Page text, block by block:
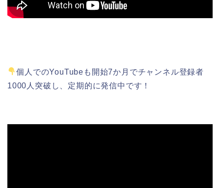
個人でのYouTubeも開始7か月でチャンネル登録者
1000人突破し、定期的に発信中です！